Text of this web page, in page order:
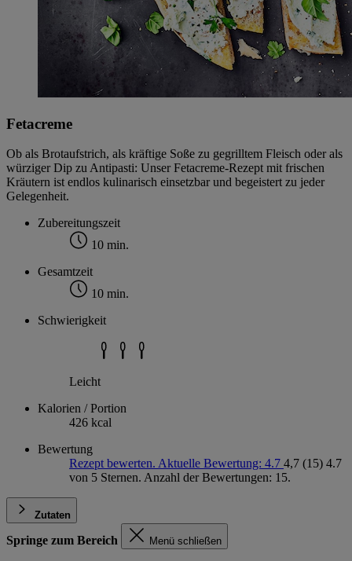
Fetacreme
Ob als Brotaufstrich, als kräftige Soße zu gegrilltem Fleisch oder als
würziger Dip zu Antipasti: Unser Fetacreme-Rezept mit frischen
Kräutern ist endlos kulinarisch einsetzbar und begeistert zu jeder
Gelegenheit.
Zubereitungszeit
10 min.
Gesamtzeit
10 min.
Schwierigkeit
Leicht
Kalorien / Portion
426 kcal
Bewertung
Rezept bewerten. Aktuelle Bewertung: 4.7 4,7 (15) 4.7
von 5 Sternen. Anzahl der Bewertungen: 15.
Zutaten
Springe zum Bereich Menü schließen